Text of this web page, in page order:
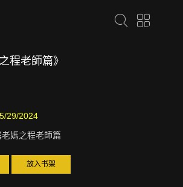
程老師篇》
29/2024
媽之程老師篇
放入书架